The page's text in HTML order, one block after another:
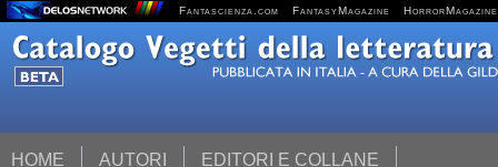
Fantascienza.com FantasyMagazine HorrorMagazine
HOME AUTORI EDITORI E COLLANE